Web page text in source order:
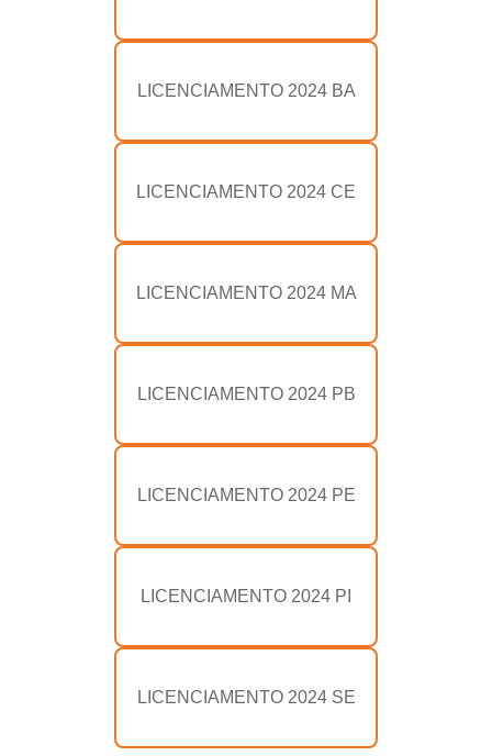
LICENCIAMENTO 2024 BA
LICENCIAMENTO 2024 CE
LICENCIAMENTO 2024 MA
LICENCIAMENTO 2024 PB
LICENCIAMENTO 2024 PE
LICENCIAMENTO 2024 PI
LICENCIAMENTO 2024 SE